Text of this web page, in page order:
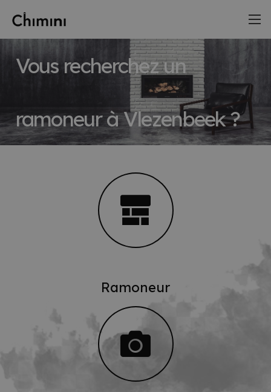
Vous recherchez un
ramoneur à Vlezenbeek ?
Ramoneur